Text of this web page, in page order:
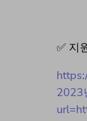
✅ 지
2023